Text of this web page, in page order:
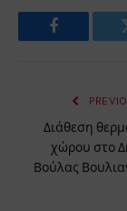
Facebook
Διάθεση
χώρου στο
Βούλας